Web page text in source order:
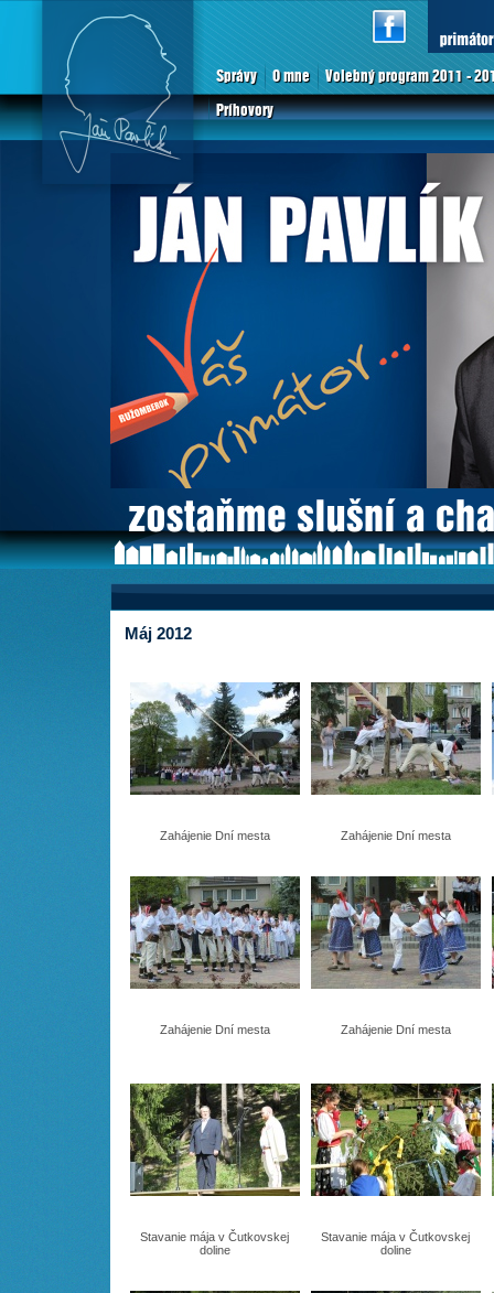
Správy O mne Volebný program 2011 -
Príhovory
Máj 2012
Zahájenie Dní mesta Zahájenie Dní mesta
Zahájenie Dní mesta Zahájenie Dní mesta
Stavanie mája v Čutkovskej
doline
Stavanie mája v Čutkovskej
doline